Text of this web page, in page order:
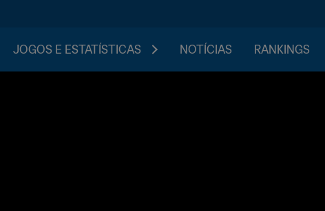
JOGOS E ESTATÍSTICAS NOTÍCIAS RANKINGS